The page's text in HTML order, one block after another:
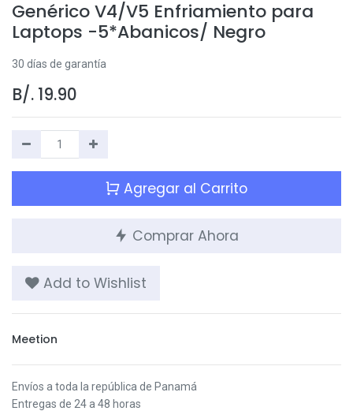
Genérico V4/V5 Enfriamiento para
Laptops -5*Abanicos/ Negro
30 días de garantía
B/. 19.90
Agregar al Carrito
Comprar Ahora
Add to Wishlist
Meetion
Envíos a toda la república de Panamá
Entregas de 24 a 48 horas